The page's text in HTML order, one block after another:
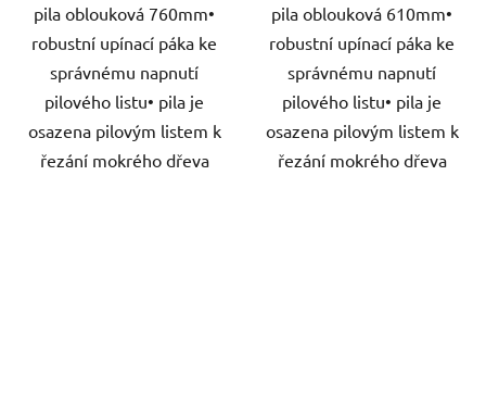
pila oblouková 760mm•
robustní upínací páka ke
správnému napnutí
pilového listu• pila je
osazena pilovým listem k
řezání mokrého dřeva
pila oblouková 610mm•
robustní upínací páka ke
správnému napnutí
pilového listu• pila je
osazena pilovým listem k
řezání mokrého dřeva